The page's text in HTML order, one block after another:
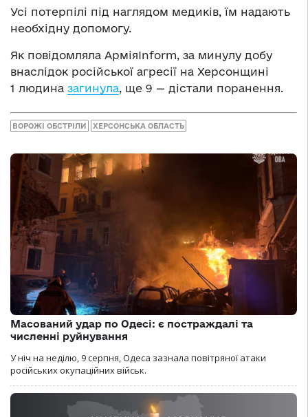
Усі потерпілі під наглядом медиків, їм надають
необхідну допомогу.
Як повідомляла АрміяInform, за минулу добу
внаслідок російської агресії на Херсонщині
1 людина загинула, ще 9 — дістали поранення.
ВОРОЖІ ОБСТРІЛИ ХЕРСОНСЬКА ОБЛАСТЬ
Масований удар по Одесі: є постраждалі та
численні руйнування
У ніч на неділю, 9 серпня, Одеса зазнала повітряної атаки
російських окупаційних військ.